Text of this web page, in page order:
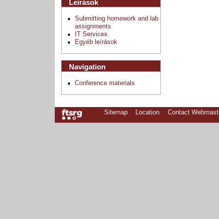
Leírások
Submitting homework and lab
assignments
IT Services
Egyéb leírások
Navigation
Conference materials
Sitemap Location Contact